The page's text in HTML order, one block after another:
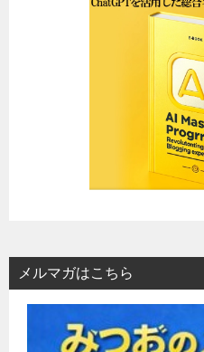
メルマガはこちら